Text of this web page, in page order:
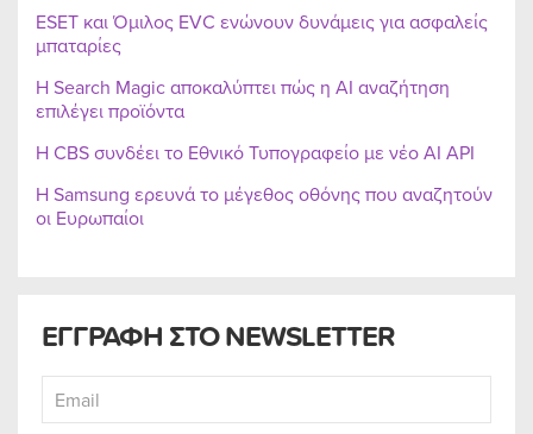
ΕΓΓΡΑΦΗ ΣΤΟ NEWSLETTER
ESET και Όμιλος EVC ενώνουν δυνάμεις για ασφαλείς
μπαταρίες
Η Search Magic αποκαλύπτει πώς η AI αναζήτηση
επιλέγει προϊόντα
Η CBS συνδέει το Εθνικό Τυπογραφείο με νέο AI API
Η Samsung ερευνά το μέγεθος οθόνης που αναζητούν
οι Ευρωπαίοι